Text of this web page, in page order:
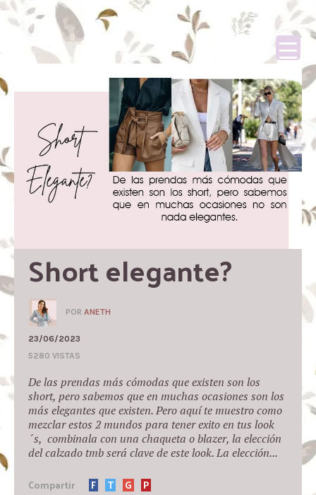
Short elegante?
POR ANETH
23/06/2023
5280 VISTAS
De las prendas más cómodas que existen son los
short, pero sabemos que en muchas ocasiones son los
más elegantes que existen. Pero aquí te muestro como
mezclar estos 2 mundos para tener exito en tus look
´s, combinala con una chaqueta o blazer, la elección
del calzado tmb será clave de este look. La elección...
Compartir F T G P